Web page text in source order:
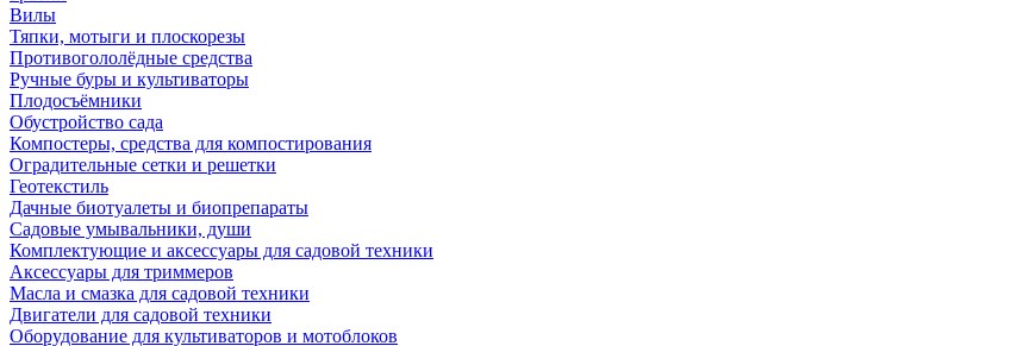
Вилы
Тяпки, мотыги и плоскорезы
Противогололёдные средства
Ручные буры и культиваторы
Плодосъёмники
Обустройство сада
Компостеры, средства для компостирования
Оградительные сетки и решетки
Геотекстиль
Дачные биотуалеты и биопрепараты
Садовые умывальники, души
Комплектующие и аксессуары для садовой техники
Аксессуары для триммеров
Масла и смазка для садовой техники
Двигатели для садовой техники
Оборудование для культиваторов и мотоблоков